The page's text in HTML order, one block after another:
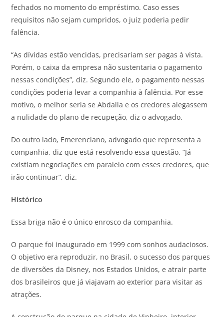
fechados no momento do empréstimo. Caso esses
requisitos não sejam cumpridos, o juiz poderia pedir
falência.
“As dívidas estão vencidas, precisariam ser pagas à vista.
Porém, o caixa da empresa não sustentaria o pagamento
nessas condições”, diz. Segundo ele, o pagamento nessas
condições poderia levar a companhia à falência. Por esse
motivo, o melhor seria se Abdalla e os credores alegassem
a nulidade do plano de recupeção, diz o advogado.
Do outro lado, Emerenciano, advogado que representa a
companhia, diz que está resolvendo essa questão. “Já
existiam negociações em paralelo com esses credores, que
irão continuar”, diz.
Histórico
Essa briga não é o único enrosco da companhia.
O parque foi inaugurado em 1999 com sonhos audaciosos.
O objetivo era reproduzir, no Brasil, o sucesso dos parques
de diversões da Disney, nos Estados Unidos, e atrair parte
dos brasileiros que já viajavam ao exterior para visitar as
atrações.